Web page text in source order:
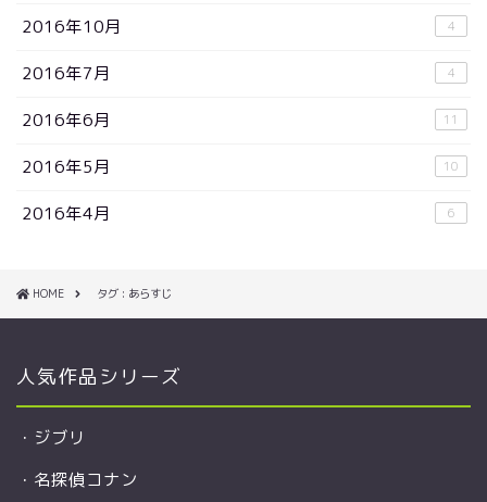
2016年10月 4
2016年7月 4
2016年6月 11
2016年5月 10
2016年4月 6
HOME タグ : あらすじ
人気作品シリーズ
・ ジブリ
・ 名探偵コナン